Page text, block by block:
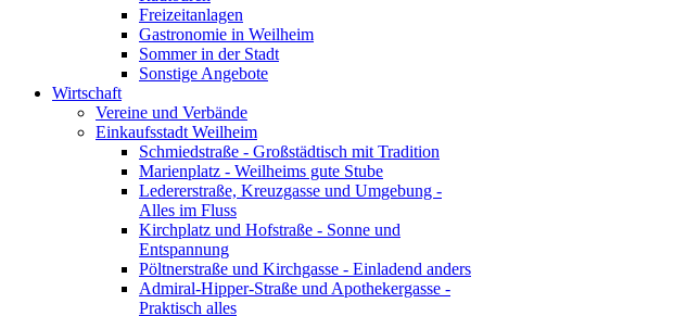
Freizeitanlagen
Gastronomie in Weilheim
Sommer in der Stadt
Sonstige Angebote
Wirtschaft
Vereine und Verbände
Einkaufsstadt Weilheim
Schmiedstraße - Großstädtisch mit Tradition
Marienplatz - Weilheims gute Stube
Ledererstraße, Kreuzgasse und Umgebung -
Alles im Fluss
Kirchplatz und Hofstraße - Sonne und
Entspannung
Pöltnerstraße und Kirchgasse - Einladend anders
Admiral-Hipper-Straße und Apothekergasse -
Praktisch alles